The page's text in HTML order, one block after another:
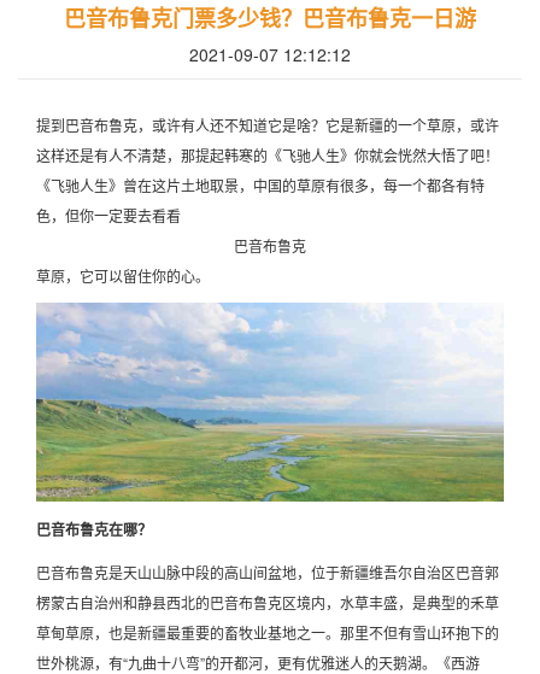
巴音布鲁克门票多少钱？巴音布鲁克一日游
2021-09-07 12:12:12
提到巴音布鲁克，或许有人还不知道它是啥？它是新疆的一个草原，或许
这样还是有人不清楚，那提起韩寒的《飞驰人生》你就会恍然大悟了吧！
《飞驰人生》曾在这片土地取景，中国的草原有很多，每一个都各有特
色，但你一定要去看看
巴音布鲁克
草原，它可以留住你的心。
巴音布鲁克在哪？
巴音布鲁克是天山山脉中段的高山间盆地，位于新疆维吾尔自治区巴音郭
楞蒙古自治州和静县西北的巴音布鲁克区境内，水草丰盛，是典型的禾草
草甸草原，也是新疆最重要的畜牧业基地之一。那里不但有雪山环抱下的
世外桃源，有“九曲十八弯”的开都河，更有优雅迷人的天鹅湖。《西游